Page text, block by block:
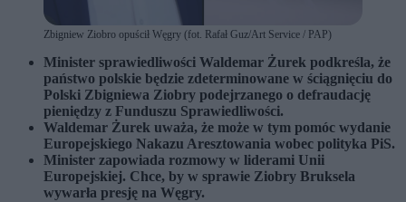
Zbigniew Ziobro opuścił Węgry (fot. Rafał Guz/Art Service / PAP)
Minister sprawiedliwości Waldemar Żurek podkreśla, że
państwo polskie będzie zdeterminowane w ściągnięciu do
Polski Zbigniewa Ziobry podejrzanego o defraudację
pieniędzy z Funduszu Sprawiedliwości.
Waldemar Żurek uważa, że może w tym pomóc wydanie
Europejskiego Nakazu Aresztowania wobec polityka PiS.
Minister zapowiada rozmowy w liderami Unii
Europejskiej. Chce, by w sprawie Ziobry Bruksela
wywarła presję na Węgry.